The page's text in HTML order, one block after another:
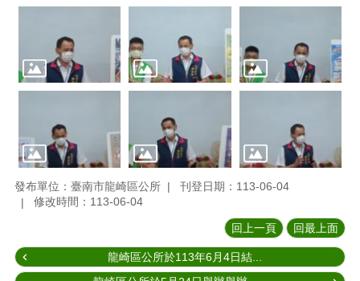
發布單位：臺南市龍崎區公所
刊登日期：113-06-04
修改時間：113-06-04
回上一頁 回最上面
龍崎區公所於113年6月4日結...